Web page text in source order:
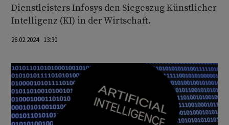
Dienstleisters Infosys den Siegeszug Künstlicher
Intelligenz (KI) in der Wirtschaft.
26.02.2024 13:30